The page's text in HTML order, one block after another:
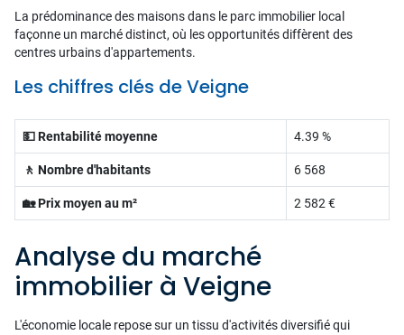
La prédominance des maisons dans le parc immobilier local
façonne un marché distinct, où les opportunités diffèrent des
centres urbains d'appartements.
Les chiffres clés de Veigne
💵 Rentabilité moyenne 4.39 %
🚶 Nombre d'habitants 6 568
🏡 Prix moyen au m² 2 582 €
Analyse du marché
immobilier à Veigne
L'économie locale repose sur un tissu d'activités diversifié qui